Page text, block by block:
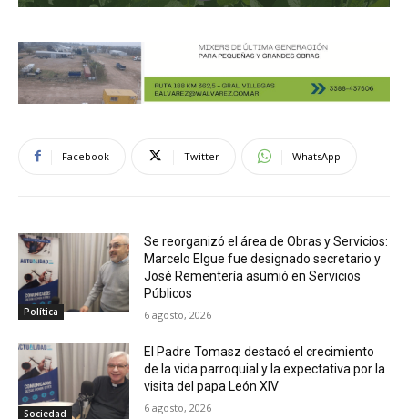
Facebook Twitter WhatsApp
Política
Se reorganizó el área de Obras y Servicios:
Marcelo Elgue fue designado secretario y
José Rementería asumió en Servicios
Públicos
6 agosto, 2026
Sociedad
El Padre Tomasz destacó el crecimiento
de la vida parroquial y la expectativa por la
visita del papa León XIV
6 agosto, 2026